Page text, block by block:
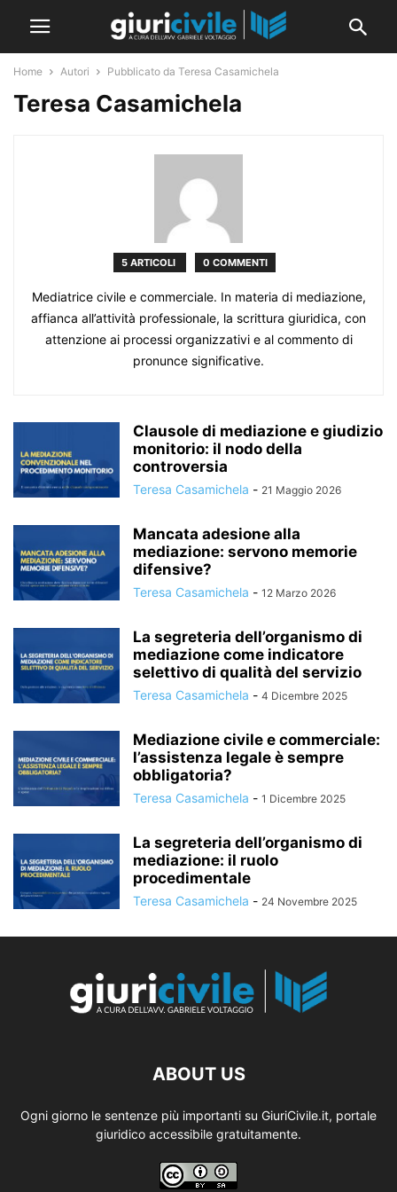
Home Autori Pubblicato da Teresa Casamichela
Teresa Casamichela
5 ARTICOLI 0 COMMENTI
Mediatrice civile e commerciale. In materia di mediazione,
affianca all’attività professionale, la scrittura giuridica, con
attenzione ai processi organizzativi e al commento di
pronunce significative.
Clausole di mediazione e giudizio
monitorio: il nodo della
controversia
Teresa Casamichela - 21 Maggio 2026
Mancata adesione alla
mediazione: servono memorie
difensive?
Teresa Casamichela - 12 Marzo 2026
La segreteria dell’organismo di
mediazione come indicatore
selettivo di qualità del servizio
Teresa Casamichela - 4 Dicembre 2025
Mediazione civile e commerciale:
l’assistenza legale è sempre
obbligatoria?
Teresa Casamichela - 1 Dicembre 2025
La segreteria dell’organismo di
mediazione: il ruolo
procedimentale
Teresa Casamichela - 24 Novembre 2025
ABOUT US
Ogni giorno le sentenze più importanti su GiuriCivile.it, portale
giuridico accessibile gratuitamente.